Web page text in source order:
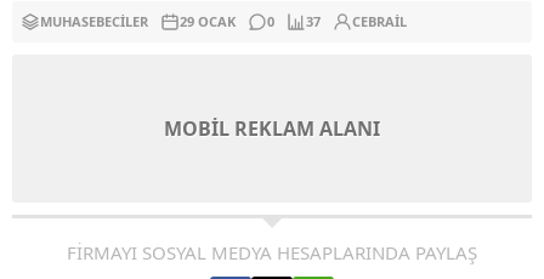
MUHASEBECILER 29 OCAK 0 37 CEBRAIL
MOBİL REKLAM ALANI
FİRMAYI SOSYAL MEDYA HESAPLARINDA PAYLAŞ